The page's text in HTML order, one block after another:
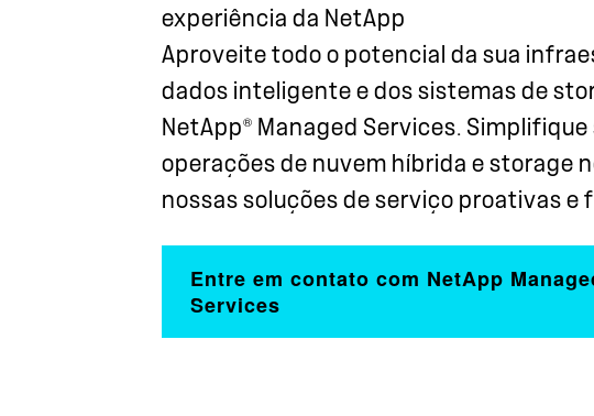
experiência da NetApp
Aproveite todo o potencial da sua
dados inteligente e dos sistemas de
NetApp® Managed Services. Simplifique
operações de nuvem híbrida e storage
nossas soluções de serviço proativas e
Entre em contato com NetApp
Services